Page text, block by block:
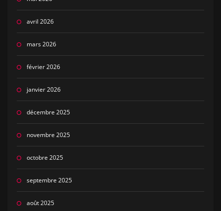
avril 2026
mars 2026
février 2026
janvier 2026
décembre 2025
novembre 2025
octobre 2025
septembre 2025
août 2025